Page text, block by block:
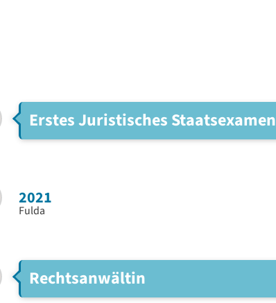
Erstes Juristisches Staatsexamen
2021
Fulda
Rechtsanwältin